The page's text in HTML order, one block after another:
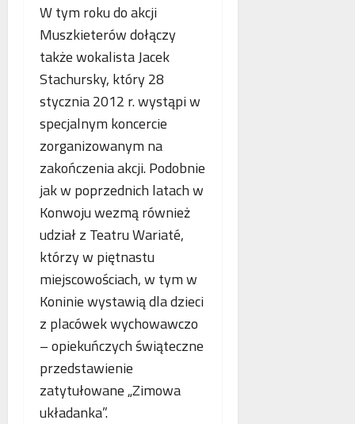
W tym roku do akcji
Muszkieterów dołączy
także wokalista Jacek
Stachursky, który 28
stycznia 2012 r. wystąpi w
specjalnym koncercie
zorganizowanym na
zakończenia akcji. Podobnie
jak w poprzednich latach w
Konwoju wezmą również
udział z Teatru Wariaté,
którzy w piętnastu
miejscowościach, w tym w
Koninie wystawią dla dzieci
z placówek wychowawczo
– opiekuńczych świąteczne
przedstawienie
zatytułowane „Zimowa
układanka”.